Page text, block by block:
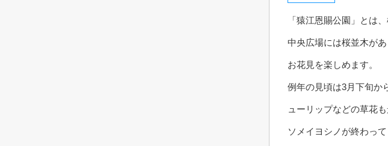
「猿江恩賜公園」とは
中央広場には桜並木が
お花見を楽しめます。
例年の見頃は3月下旬か
ューリップなどの草花
ソメイヨシノが終わっ